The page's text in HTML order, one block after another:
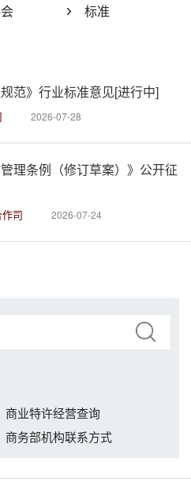
标准
范》行业标准意见[进行中]
2026-07-28
理条例（修订草案）》公开征
司 2026-07-24
商业特许经营查询
商务部机构联系方式